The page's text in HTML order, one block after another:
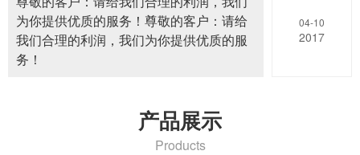
为你提供优质的服务！尊敬的客户：请给
我们合理的利润，我们为你提供优质的服
务！
04-10
2017
产品展示
Products